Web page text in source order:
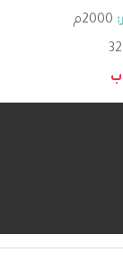
2000م